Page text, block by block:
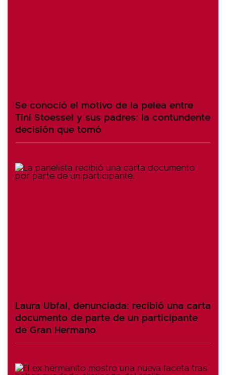
Se conoció el motivo de la pelea entre
Tini Stoessel y sus padres: la contundente
decisión que tomó
Laura Ubfal, denunciada: recibió una carta
documento de parte de un participante
de Gran Hermano